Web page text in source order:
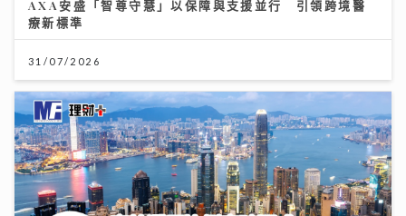
AXA安盛「智尊守慧」以保障與支援並行 引領跨境醫
療新標準
31/07/2026